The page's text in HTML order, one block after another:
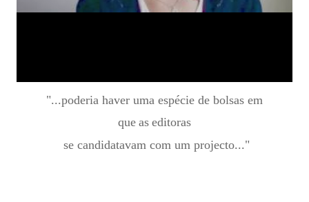
"...poderia haver uma espécie de bolsas em
que as editoras
se candidatavam com um projecto..."